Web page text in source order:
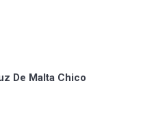
De Malta Chico